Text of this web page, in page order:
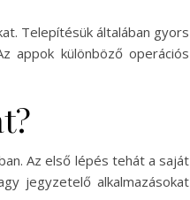
Telepítésük általában gyors
appok különböző operációs
Az első lépés tehát a saját
jegyzetelő alkalmazásokat